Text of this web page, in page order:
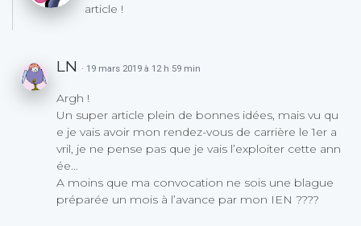
article !
LN · 19 mars 2019 à 12 h 59 min
Argh !
Un super article plein de bonnes idées, mais vu qu
e je vais avoir mon rendez-vous de carrière le 1er a
vril, je ne pense pas que je vais l’exploiter cette ann
ée…
A moins que ma convocation ne sois une blague
préparée un mois à l’avance par mon IEN ????